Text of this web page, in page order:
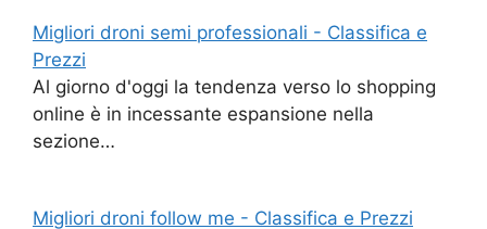
Migliori droni semi professionali - Classifica e
Prezzi
Al giorno d'oggi la tendenza verso lo shopping
online è in incessante espansione nella
sezione…
Migliori droni follow me - Classifica e Prezzi